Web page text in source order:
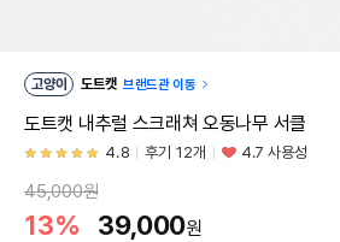
고양이 도트캣 브랜드관 이동
도트캣 내추럴 스크래쳐 오동나무 서클
4.8 후기 12개 4.7 사용성
45,000원
13% 39,000원